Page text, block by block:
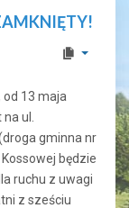
od 13 maja
ul.
gminna nr
będzie
ruchu z uwagi
z sześciu